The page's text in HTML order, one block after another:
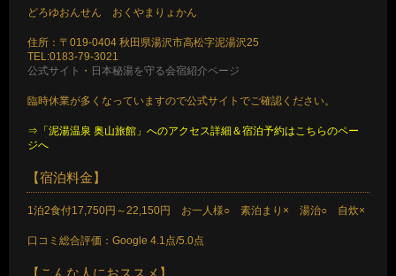
どろゆおんせん おくやまりょかん
住所：〒019-0404 秋田県湯沢市高松字泥湯沢25
TEL:0183-79-3021
公式サイト ・ 日本秘湯を守る会宿紹介ページ
臨時休業が多くなっていますので公式サイトでご確認ください。
⇒「泥湯温泉 奥山旅館」へのアクセス詳細＆宿泊予約はこちらのペー
ジへ
【宿泊料金】
1泊2食付17,750円～22,150円 お一人様○ 素泊まり× 湯治○ 自炊×
口コミ総合評価：Google 4.1点/5.0点